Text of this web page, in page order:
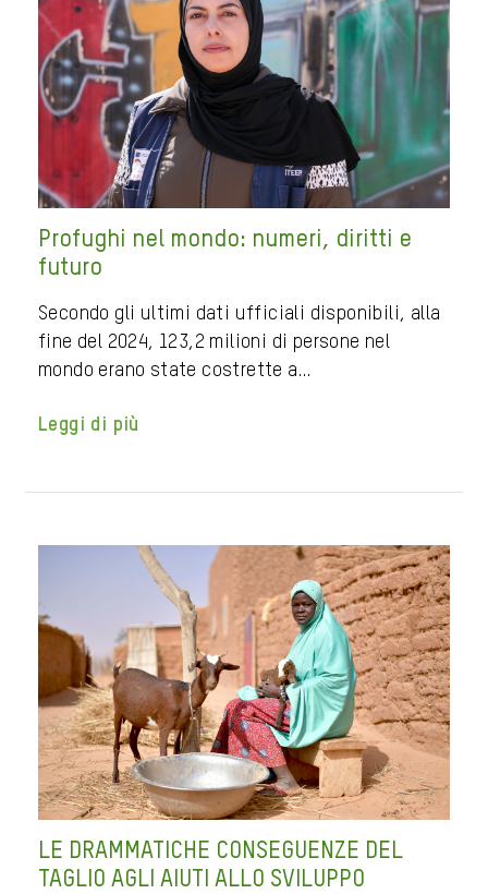
Profughi nel mondo: numeri, diritti e
futuro
Secondo gli ultimi dati ufficiali disponibili, alla
fine del 2024, 123,2 milioni di persone nel
mondo erano state costrette a…
Leggi di più
LE DRAMMATICHE CONSEGUENZE DEL
TAGLIO AGLI AIUTI ALLO SVILUPPO